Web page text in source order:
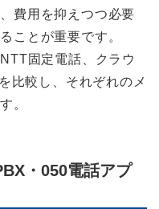
費用を抑えつつ必要
ことが重要です。
固定電話、クラウ
比較し、それぞれのメ
。
・050電話アプ